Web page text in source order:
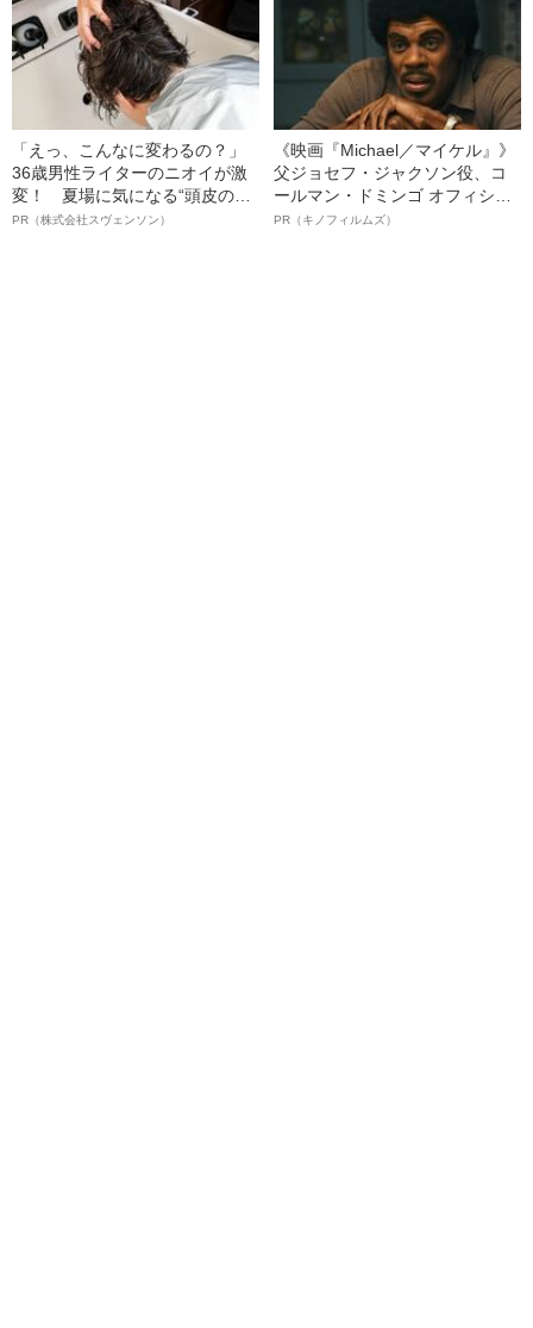
「えっ、こんなに変わるの？」
36歳男性ライターのニオイが激
変！ 夏場に気になる“頭皮のニ
オイ”や“ベタつき”を解消す
PR（株式会社スヴェンソン）
《映画『Michael／マイケル』》
父ジョセフ・ジャクソン役、コ
ールマン・ドミンゴ オフィシャ
ルインタビュー“観客を魅了した
PR（キノフィルムズ）